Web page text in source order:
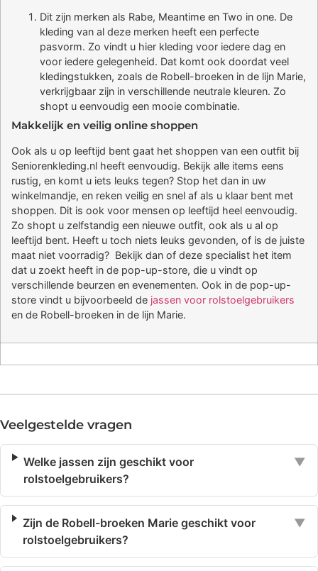
Dit zijn merken als Rabe, Meantime en Two in one. De
kleding van al deze merken heeft een perfecte
pasvorm. Zo vindt u hier kleding voor iedere dag en
voor iedere gelegenheid. Dat komt ook doordat veel
kledingstukken, zoals de Robell-broeken in de lijn Marie,
verkrijgbaar zijn in verschillende neutrale kleuren. Zo
shopt u eenvoudig een mooie combinatie.
Makkelijk en veilig online shoppen
Ook als u op leeftijd bent gaat het shoppen van een outfit bij
Seniorenkleding.nl heeft eenvoudig. Bekijk alle items eens
rustig, en komt u iets leuks tegen? Stop het dan in uw
winkelmandje, en reken veilig en snel af als u klaar bent met
shoppen. Dit is ook voor mensen op leeftijd heel eenvoudig.
Zo shopt u zelfstandig een nieuwe outfit, ook als u al op
leeftijd bent. Heeft u toch niets leuks gevonden, of is de juiste
maat niet voorradig? Bekijk dan of deze specialist het item
dat u zoekt heeft in de pop-up-store, die u vindt op
verschillende beurzen en evenementen. Ook in de pop-up-
store vindt u bijvoorbeeld de jassen voor rolstoelgebruikers
en de Robell-broeken in de lijn Marie.
Veelgestelde vragen
Welke jassen zijn geschikt voor
rolstoelgebruikers?
▼
Zijn de Robell-broeken Marie geschikt voor
rolstoelgebruikers?
▼